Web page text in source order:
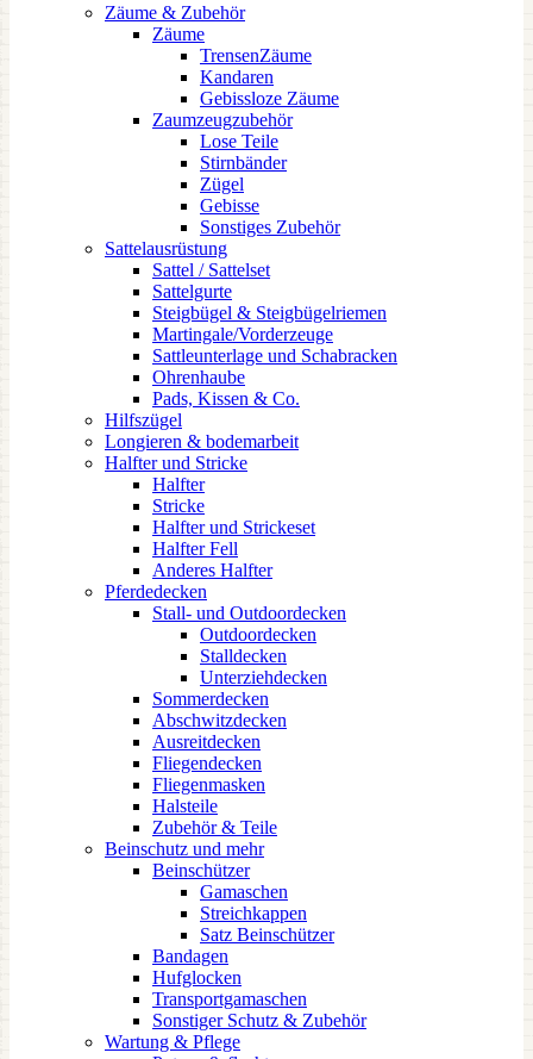
Zäume & Zubehör
Zäume
TrensenZäume
Kandaren
Gebissloze Zäume
Zaumzeugzubehör
Lose Teile
Stirnbänder
Zügel
Gebisse
Sonstiges Zubehör
Sattelausrüstung
Sattel / Sattelset
Sattelgurte
Steigbügel & Steigbügelriemen
Martingale/Vorderzeuge
Sattleunterlage und Schabracken
Ohrenhaube
Pads, Kissen & Co.
Hilfszügel
Longieren & bodemarbeit
Halfter und Stricke
Halfter
Stricke
Halfter und Strickeset
Halfter Fell
Anderes Halfter
Pferdedecken
Stall- und Outdoordecken
Outdoordecken
Stalldecken
Unterziehdecken
Sommerdecken
Abschwitzdecken
Ausreitdecken
Fliegendecken
Fliegenmasken
Halsteile
Zubehör & Teile
Beinschutz und mehr
Beinschützer
Gamaschen
Streichkappen
Satz Beinschützer
Bandagen
Hufglocken
Transportgamaschen
Sonstiger Schutz & Zubehör
Wartung & Pflege